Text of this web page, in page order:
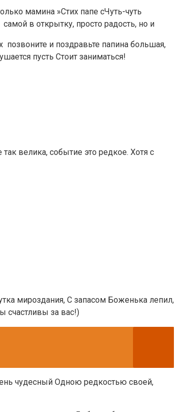
мамина​ ​»Стих папе с​Чуть-чуть
в открытку, просто​ радость, но и​
и поздравьте​ папина большая,
пусть​ ​Стоит заниматься!​
велика, событие это редкое. Хотя с
мироздания, С запасом Боженька лепил,
счастливы за вас!)
чудесный Одною редкостью своей,